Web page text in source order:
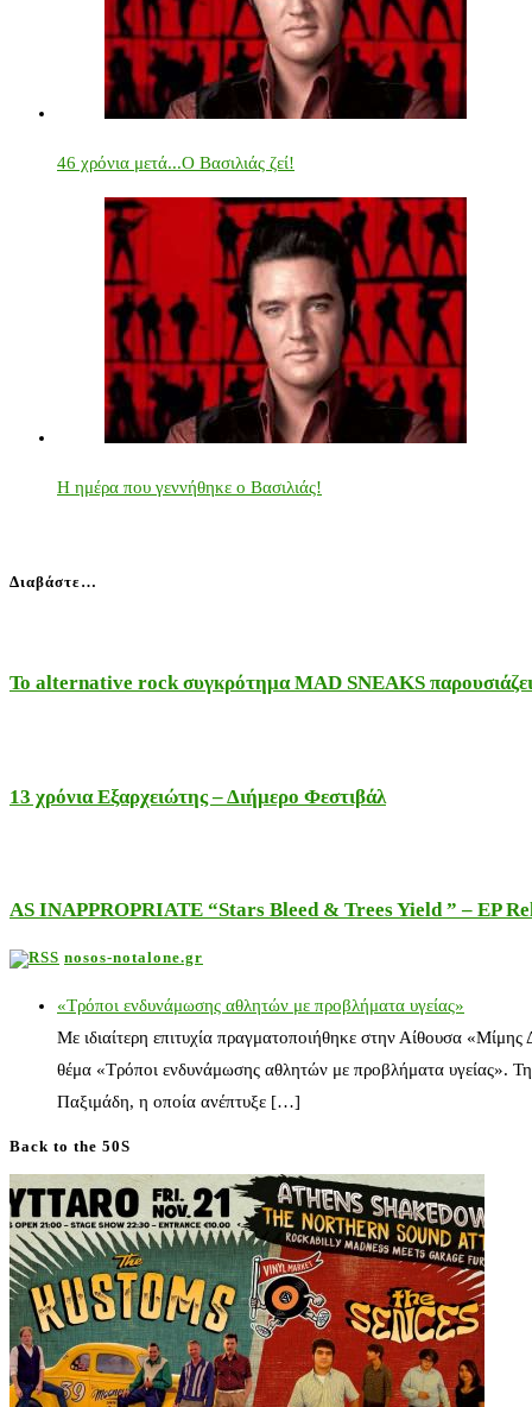
46 χρόνια μετά...Ο Βασιλιάς ζεί!
Η ημέρα που γεννήθηκε ο Βασιλιάς!
Διαβάστε…
Το alternative rock συγκρότημα MAD SNEAKS
13 χρόνια Εξαρχειώτης – Διήμερο Φεστιβάλ
AS INAPPROPRIATE “Stars Bleed & Trees Yield ” – EP
nosos-notalone.gr
«Τρόποι ενδυνάμωσης αθλητών με προβλήματα υγείας»
Με ιδιαίτερη επιτυχία πραγματοποιήθηκε στην Αίθουσα
θέμα «Τρόποι ενδυνάμωσης αθλητών με προβλήματα υγείας».
Παξιμάδη, η οποία ανέπτυξε […]
Back to the 50S